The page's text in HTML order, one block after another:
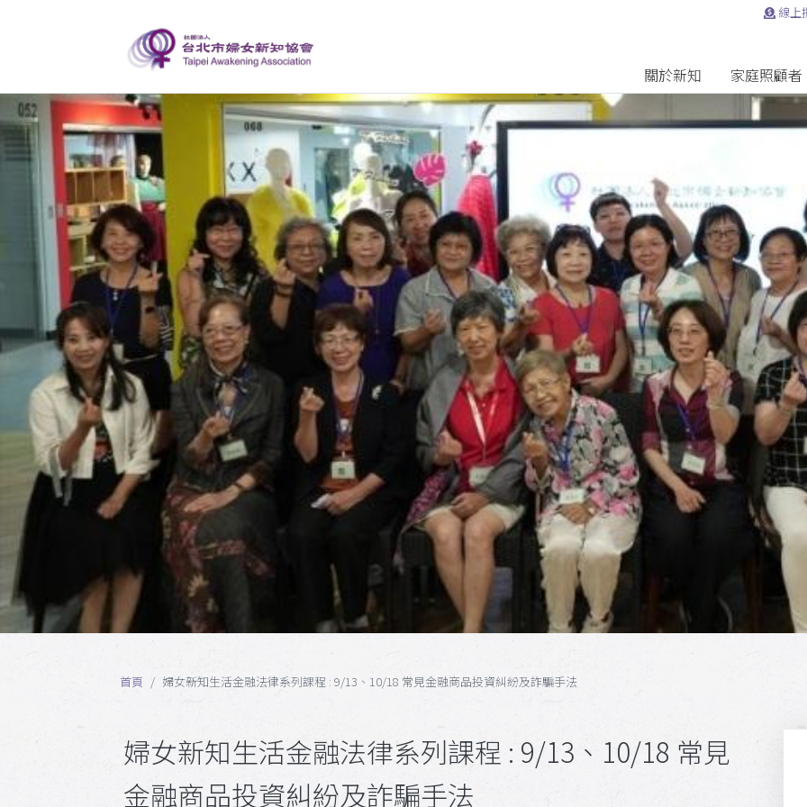
線上
關於新知 家庭照顧者
首頁 婦女新知生活金融法律系列課程 : 9/13、10/18 常見金融商品投資糾紛及詐騙手法
婦女新知生活金融法律系列課程 : 9/13、10/18 常見
金融商品投資糾紛及詐騙手法